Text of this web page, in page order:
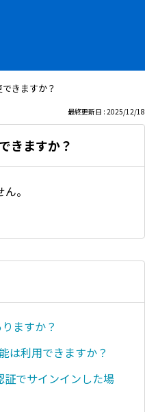
きますか？
最終更新日 : 2025/12/18
きますか？
。
ますか？
は利用できますか？
でサインインした場